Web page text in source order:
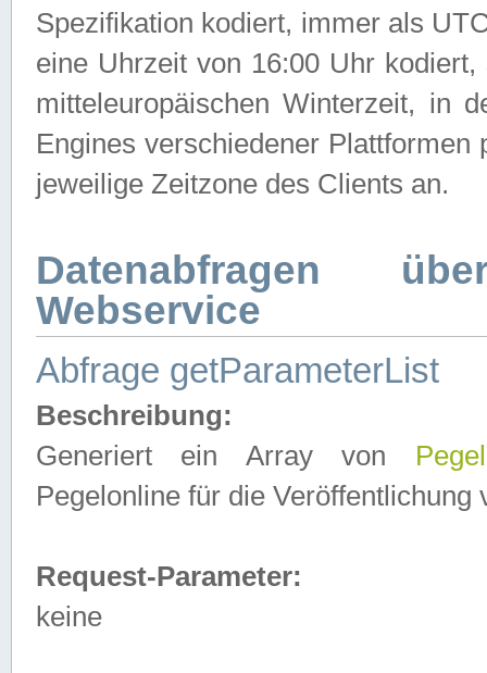
Spezifikation kodiert, immer als
eine Uhrzeit von 16:00 Uhr
mitteleuropäischen Winterzeit, in
Engines verschiedener
jeweilige Zeitzone des Clients an.
Datenabfragen
Webservice
Abfrage getParameterList
Beschreibung:
Generiert ein Array von
Pegelonline für die Veröffentlichung
Request-Parameter:
keine